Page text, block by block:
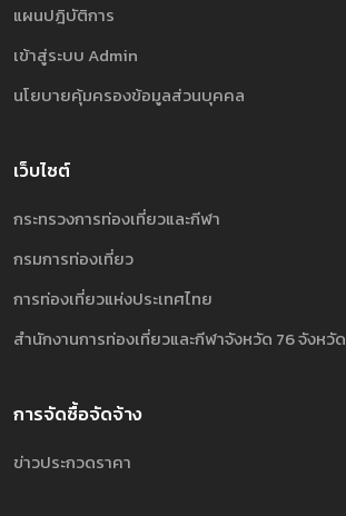
แผนปฎิบัติการ
เข้าสู่ระบบ Admin
นโยบายคุ้มครองข้อมูลส่วนบุคคล
เว็บไซต์
กระทรวงการท่องเที่ยวและกีฬา
กรมการท่องเที่ยว
การท่องเที่ยวแห่งประเทศไทย
สำนักงานการท่องเที่ยวและกีฬาจังหวัด 76 จังหวัด
การจัดซื้อจัดจ้าง
ข่าวประกวดราคา